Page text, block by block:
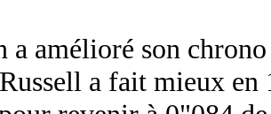
a amélioré son
a fait mieux